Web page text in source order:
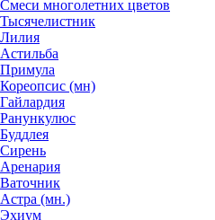
Смеси многолетних цветов
Тысячелистник
Лилия
Астильба
Примула
Кореопсис (мн)
Гайлардия
Ранункулюс
Буддлея
Сирень
Аренария
Ваточник
Астра (мн.)
Эхиум